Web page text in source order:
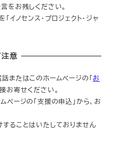
をお残しください。
イノセンス・プロジェクト・ジャ
意
またはこのホームページの「お
接お寄せください。
ページの「支援の申込」から、お
ることはいたしておりません